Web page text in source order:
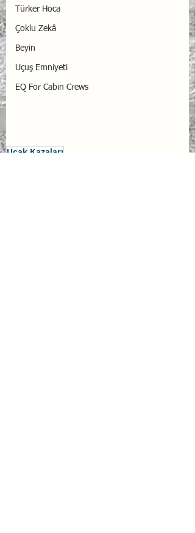
Türker Hoca
Çoklu Zekâ
Beyin
Uçuş Emniyeti
EQ For Cabin Crews
Uçak Kazaları